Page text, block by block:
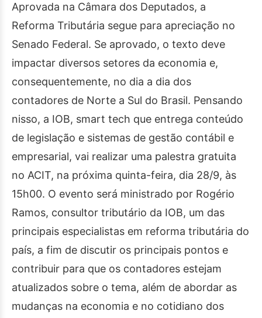
Aprovada na Câmara dos Deputados, a
Reforma Tributária segue para apreciação no
Senado Federal. Se aprovado, o texto deve
impactar diversos setores da economia e,
consequentemente, no dia a dia dos
contadores de Norte a Sul do Brasil. Pensando
nisso, a IOB, smart tech que entrega conteúdo
de legislação e sistemas de gestão contábil e
empresarial, vai realizar uma palestra gratuita
no ACIT, na próxima quinta-feira, dia 28/9, às
15h00. O evento será ministrado por Rogério
Ramos, consultor tributário da IOB, um das
principais especialistas em reforma tributária do
país, a fim de discutir os principais pontos e
contribuir para que os contadores estejam
atualizados sobre o tema, além de abordar as
mudanças na economia e no cotidiano dos